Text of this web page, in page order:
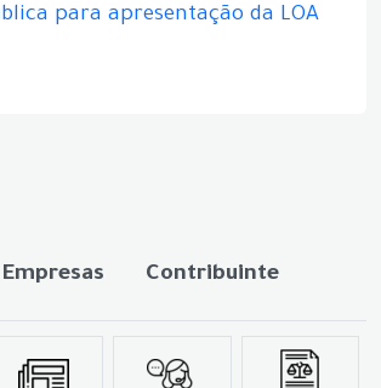
para apresentação da LOA
Empresas Contribuinte